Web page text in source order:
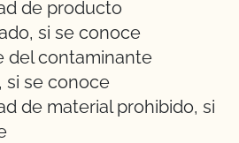
de producto
si se conoce
del contaminante
si se conoce
de material prohibido, si